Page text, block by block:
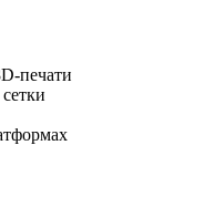
печати